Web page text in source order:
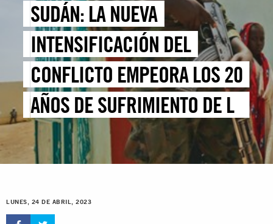
SUDÁN: LA NUEVA
INTENSIFICACIÓN DEL
CONFLICTO EMPEORA LOS 20
AÑOS DE SUFRIMIENTO DE LA
POBLACIÓN CIVIL DE DARFUR
LUNES, 24 DE ABRIL, 2023